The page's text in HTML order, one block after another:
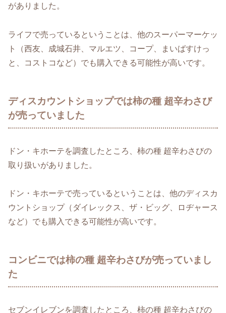
がありました。
ライフで売っているということは、他のスーパーマーケッ
ト（西友、成城石井、マルエツ、コープ、まいばすけっ
と、コストコなど）でも購入できる可能性が高いです。
ディスカウントショップでは柿の種 超辛わさび
が売っていました
ドン・キホーテを調査したところ、柿の種 超辛わさびの
取り扱いがありました。
ドン・キホーテで売っているということは、他のディスカ
ウントショップ（ダイレックス、ザ・ビッグ、ロヂャース
など）でも購入できる可能性が高いです。
コンビニでは柿の種 超辛わさびが売っていまし
た
セブンイレブンを調査したところ、柿の種 超辛わさびの